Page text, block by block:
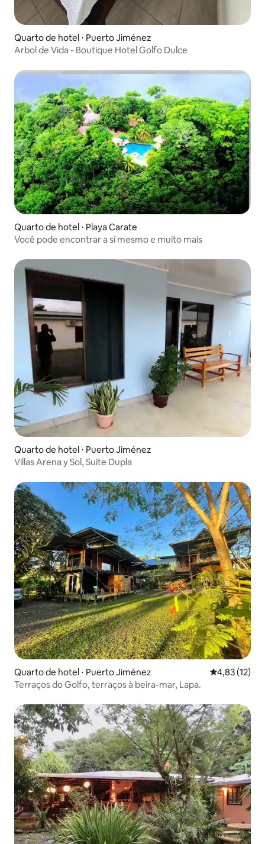
Quarto de hotel ⋅ Puerto Jiménez
Arbol de Vida - Boutique Hotel Golfo Dulce
Quarto de hotel ⋅ Playa Carate
Você pode encontrar a si mesmo e muito mais
Quarto de hotel ⋅ Puerto Jiménez
Villas Arena y Sol, Suíte Dupla
Quarto de hotel ⋅ Puerto Jiménez 4,83 de uma
4,83 (12)
Terraços do Golfo, terraços à beira-mar, Lapa.